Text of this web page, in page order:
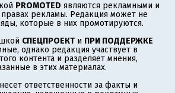
PROMOTED являются рекламными и
правах рекламы. Редакция может не
которые в них промотируются.
СПЕЦПРОЕКТ и ПРИ ПОДДЕРЖКЕ
однако редакция участвует в
контента и разделяет мнения,
в этих материалах.
ответственности за факты и